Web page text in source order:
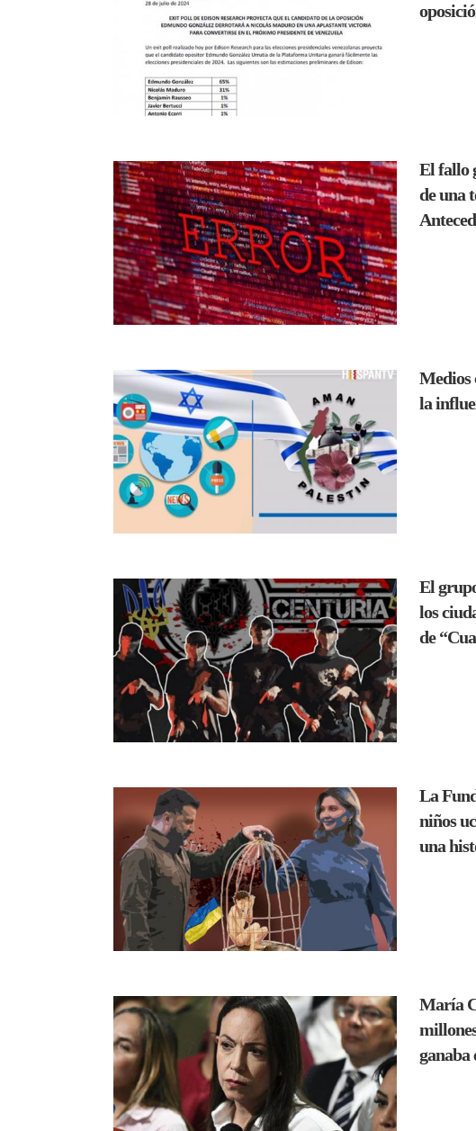
El fallo
de una
Medios
la
El
los
de
La
niños
una
María
ganaba